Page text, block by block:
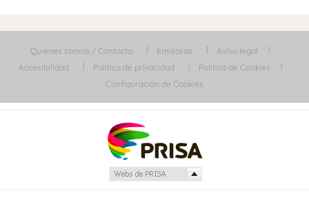
Quiénes somos / Contacta Emisoras
Aviso legal
Accesibilidad
Política de privacidad
Política de Cookies
Configuración de Cookies